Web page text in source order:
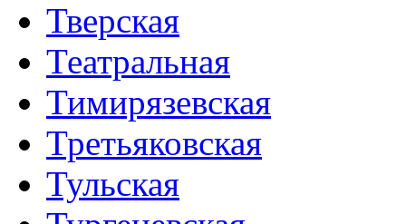
Тверская
Театральная
Тимирязевская
Третьяковская
Тульская